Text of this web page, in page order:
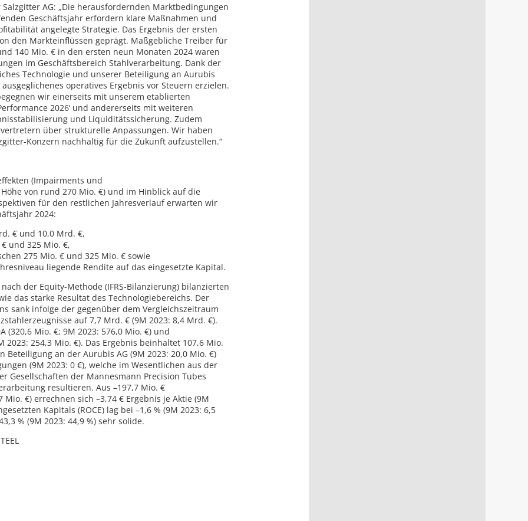
Salzgitter AG: „Die herausfordernden Marktbedingungen
Geschäftsjahr erfordern klare Maßnahmen und
angelegte Strategie. Das Ergebnis der ersten
den Markteinflüssen geprägt. Maßgebliche Treiber für
140 Mio. € in den ersten neun Monaten 2024 waren
im Geschäftsbereich Stahlverarbeitung. Dank der
Technologie und unserer Beteiligung an Aurubis
operatives Ergebnis vor Steuern erzielen.
wir einerseits mit unserem etablierten
2026‘ und andererseits mit weiteren
und Liquiditätssicherung. Zudem
über strukturelle Anpassungen. Wir haben
Konzern nachhaltig für die Zukunft aufzustellen.“
(Impairments und
von rund 270 Mio. €) und im Hinblick auf die
für den restlichen Jahresverlauf erwarten wir
2024:
€ und 10,0 Mrd. €,
€ und 325 Mio. €,
275 Mio. € und 325 Mio. € sowie
liegende Rendite auf das eingesetzte Kapital.
der Equity-Methode (IFRS-Bilanzierung) bilanzierten
das starke Resultat des Technologiebereichs. Der
sank infolge der gegenüber dem Vergleichszeitraum
auf 7,7 Mrd. € (9M 2023: 8,4 Mrd. €).
(320,6 Mio. €; 9M 2023: 576,0 Mio. €) und
2023: 254,3 Mio. €). Das Ergebnis beinhaltet 107,6 Mio.
Beteiligung an der Aurubis AG (9M 2023: 20,0 Mio. €)
(9M 2023: 0 €), welche im Wesentlichen aus der
Gesellschaften der Mannesmann Precision Tubes
resultieren. Aus –197,7 Mio. €
Mio. €) errechnen sich –3,74 € Ergebnis je Aktie (9M
Kapitals (ROCE) lag bei –1,6 % (9M 2023: 6,5
% (9M 2023: 44,9 %) sehr solide.